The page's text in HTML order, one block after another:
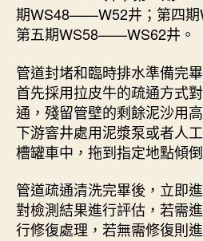
期WS48——W52井；第四
第五期WS58——WS62井。
管道封堵和臨時排水準備完
首先採用拉皮牛的疏通方式
通，殘留管壁的剩餘泥沙用
下游窨井處用泥漿泵或者人
槽罐車中，拖到指定地點傾倒
管道疏通清洗完畢後，立即
對檢測結果進行評估，若需
行修復處理，若無需修復則